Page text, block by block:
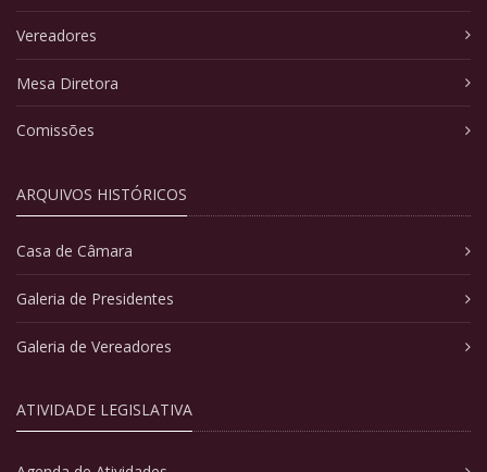
Vereadores
Mesa Diretora
Comissões
ARQUIVOS HISTÓRICOS
Casa de Câmara
Galeria de Presidentes
Galeria de Vereadores
ATIVIDADE LEGISLATIVA